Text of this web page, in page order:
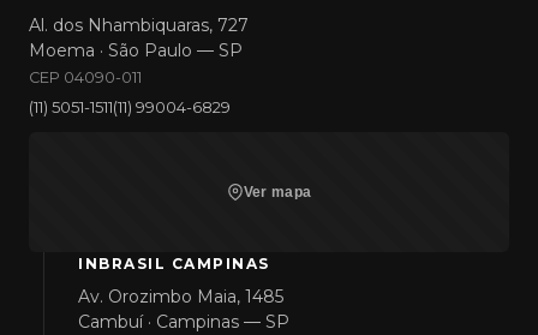
Al. dos Nhambiquaras, 727
Moema · São Paulo — SP
CEP 04090-011
(11) 5051-1511(11) 99004-6829
Ver mapa
INBRASIL CAMPINAS
Av. Orozimbo Maia, 1485
Cambuí · Campinas — SP